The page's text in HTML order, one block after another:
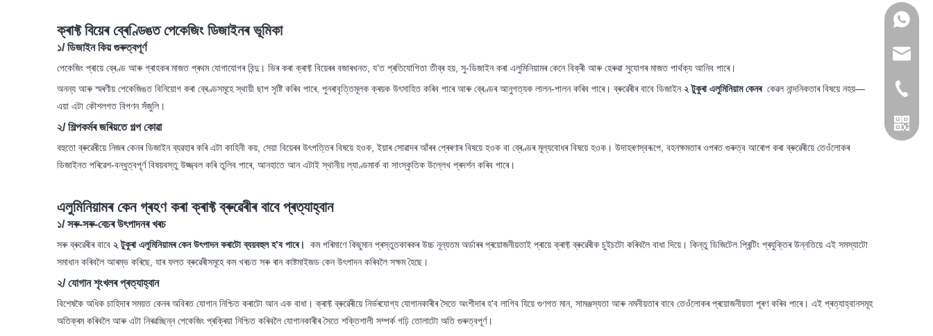
ক্ৰাফ্ট বিয়েৰ ব্ৰেণ্ডিঙত পেকেজিং ডিজাইনৰ ভূমিকা
১/ ডিজাইন কিয় গুৰুত্বপূৰ্ণ
পেকেজিং প্ৰায়ে ব্ৰেণ্ড আৰু গ্ৰাহকৰ মাজত প্ৰথম যোগাযোগৰ বিন্দু। ভিৰ কৰা ক্ৰাফ্ট বিয়েৰৰ বজাৰখনত, য’ত প্ৰতিযোগিতা তীব্ৰ হয়, সু-ডিজাইন কৰা এলুমিনিয়ামৰ কেনে বিক্ৰী আৰু হেৰুৱা সুযোগৰ মাজত পাৰ্থক্য আনিব পাৰে।
অনন্য আৰু স্মৰণীয় পেকেজিঙত বিনিয়োগ কৰা ব্ৰেণ্ডসমূহে স্থায়ী ছাপ সৃষ্টি কৰিব পাৰে, পুনৰাবৃত্তিমূলক ক্ৰয়ক উৎসাহিত কৰিব পাৰে আৰু ব্ৰেণ্ডৰ আনুগত্যক লালন-পালন কৰিব পাৰে। ব্ৰুৱেৰীৰ বাবে ডিজাইন২ টুকুৰা এলুমিনিয়াম কেনৰ কেৱল নান্দনিকতাৰ বিষয়ে নহয়—
এয়া এটা কৌশলগত বিপণন সঁজুলি।
২/ শিল্পকৰ্মৰ জৰিয়তে গল্প কোৱা
বহুতো ব্ৰুৱেৰীয়ে নিজৰ কেনৰ ডিজাইন ব্যৱহাৰ কৰি এটা কাহিনী কয়, সেয়া বিয়েৰৰ উৎপত্তিৰ বিষয়ে হওক, ইয়াৰ সোৱাদৰ আঁৰৰ প্ৰেৰণাৰ বিষয়ে হওক বা ব্ৰেণ্ডৰ মূল্যবোধৰ বিষয়ে হওক। উদাহৰণস্বৰূপে, বহনক্ষমতাৰ ওপৰত গুৰুত্ব আৰোপ কৰা ব্ৰুৱেৰীয়ে তেওঁলোকৰ
ডিজাইনত পৰিৱেশ-বন্ধুত্বপূৰ্ণ বিষয়বস্তু উজ্জ্বল কৰি তুলিব পাৰে, আনহাতে আন এটাই স্থানীয় ল্যাণ্ডমাৰ্ক বা সাংস্কৃতিক উল্লেখ প্ৰদৰ্শন কৰিব পাৰে।
এলুমিনিয়ামৰ কেন গ্ৰহণ কৰা ক্ৰাফ্ট ব্ৰুৱেৰীৰ বাবে প্ৰত্যাহ্বান
১/ সৰু-সৰু-বেচৰ উৎপাদনৰ খৰচ
সৰু ব্ৰুৱেৰীৰ বাবে ২ টুকুৰা এলুমিনিয়ামৰ কেন উৎপাদন কৰাটো ব্যয়বহুল হ’ব পাৰে।
কম পৰিমাণে কিছুমান প্ৰস্তুতকাৰকৰ উচ্চ নূন্যতম অৰ্ডাৰৰ প্ৰয়োজনীয়তাই প্ৰায়ে ক্ৰাফ্ট ব্ৰুৱেৰীক চুইচটো কৰিবলৈ বাধা দিয়ে। কিন্তু ডিজিটেল প্ৰিন্টিং প্ৰযুক্তিৰ উন্নতিয়ে এই সমস্যাটো
সমাধান কৰিবলৈ আৰম্ভ কৰিছে, যাৰ ফলত ব্ৰুৱেৰীসমূহে কম খৰচত সৰু ৰান কাষ্টমাইজড কেন উৎপাদন কৰিবলৈ সক্ষম হৈছে।
২/ যোগান শৃংখলৰ প্ৰত্যাহ্বান
বিশেষকৈ অধিক চাহিদাৰ সময়ত কেনৰ অবিৰত যোগান নিশ্চিত কৰাটো আন এক বাধা। ক্ৰাফ্ট ব্ৰুৱেৰীয়ে নিৰ্ভৰযোগ্য যোগানকাৰীৰ সৈতে অংশীদাৰ হ'ব লাগিব যিয়ে গুণগত মান, সামঞ্জস্যতা আৰু নমনীয়তাৰ বাবে তেওঁলোকৰ প্ৰয়োজনীয়তা পূৰণ কৰিব পাৰে। এই প্ৰত্যাহ্বানসমূহ
অতিক্ৰম কৰিবলৈ আৰু এটা নিৰৱচ্ছিন্ন পেকেজিং প্ৰক্ৰিয়া নিশ্চিত কৰিবলৈ যোগানকাৰীৰ সৈতে শক্তিশালী সম্পৰ্ক গঢ়ি তোলাটো অতি গুৰুত্বপূৰ্ণ।
+৮৬
+৮৬